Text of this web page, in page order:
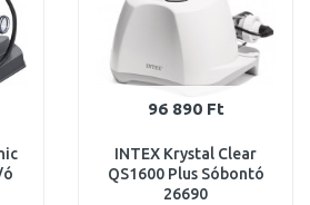
ó
96 890 Ft
INTEX Krystal Clear
QS1600 Plus Sóbontó
26690